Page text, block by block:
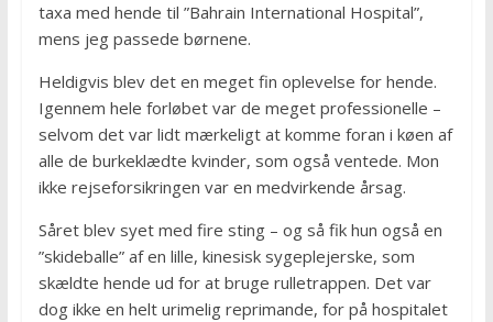
taxa med hende til ”Bahrain International Hospital”,
mens jeg passede børnene.
Heldigvis blev det en meget fin oplevelse for hende.
Igennem hele forløbet var de meget professionelle –
selvom det var lidt mærkeligt at komme foran i køen af
alle de burkeklædte kvinder, som også ventede. Mon
ikke rejseforsikringen var en medvirkende årsag.
Såret blev syet med fire sting – og så fik hun også en
”skideballe” af en lille, kinesisk sygeplejerske, som
skældte hende ud for at bruge rulletrappen. Det var
dog ikke en helt urimelig reprimande, for på hospitalet